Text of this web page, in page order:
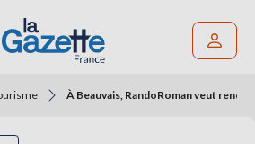
À Beauvais, RandoRoman veut